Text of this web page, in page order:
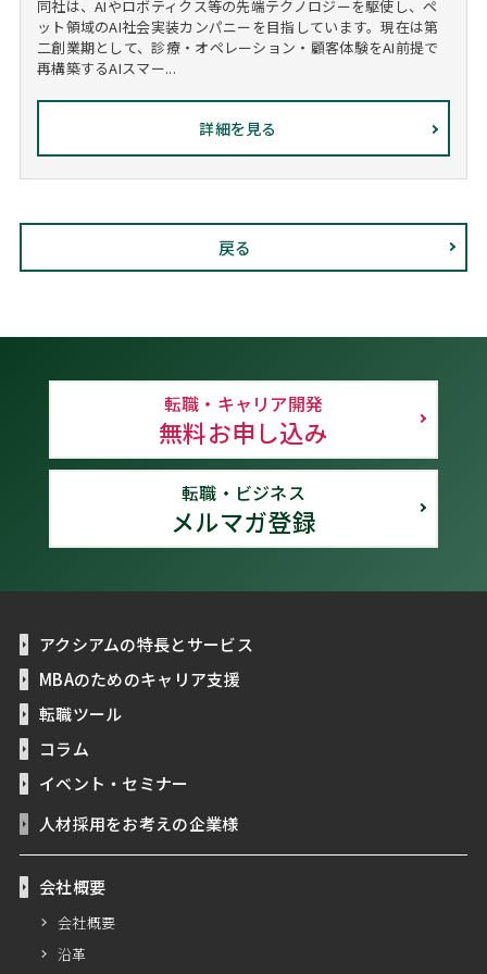
同社は、AIやロボティクス等の先端テクノロジーを駆使し、ペ
ット領域のAI社会実装カンパニーを目指しています。現在は第
二創業期として、診療・オペレーション・顧客体験をAI前提で
再構築するAIスマー...
詳細を見る
戻る
転職・キャリア開発
無料お申し込み
転職・ビジネス
メルマガ登録
アクシアムの特長とサービス
MBAのためのキャリア支援
転職ツール
コラム
イベント・セミナー
人材採用をお考えの企業様
会社概要
会社概要
沿革